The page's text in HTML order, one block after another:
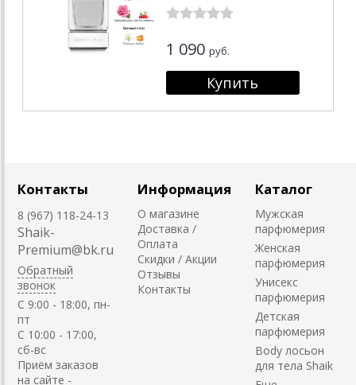
1 090 руб.
Контакты
8 (967) 118-24-13
Shaik-
Premium@bk.ru
Обратный
звонок
C 9:00 - 18:00, пн-
пт
С 10:00 - 17:00,
сб-вс
Приём заказов
на сайте -
Информация
О магазине
Доставка /
Оплата
Скидки / Акции
Отзывы
Контакты
Каталог
Мужская
парфюмерия
Женская
парфюмерия
Унисекс
парфюмерия
Детская
парфюмерия
Body лосьон
для тела Shaik